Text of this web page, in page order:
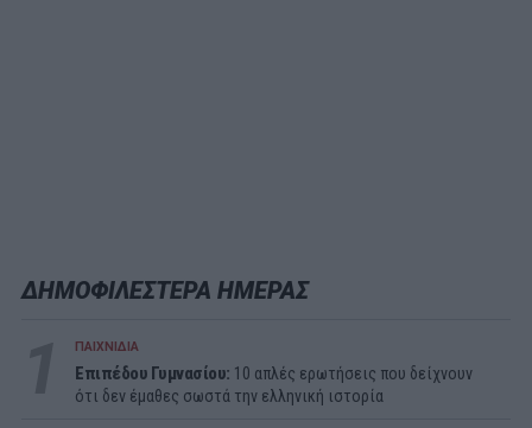
ΔΗΜΟΦΙΛΕΣΤΕΡΑ ΗΜΕΡΑΣ
ΠΑΙΧΝΙΔΙΑ
Επιπέδου Γυμνασίου: 10 απλές ερωτήσεις που δείχνουν
ότι δεν έμαθες σωστά την ελληνική ιστορία